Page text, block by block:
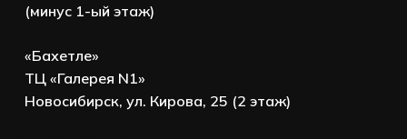
(минус 1-ый этаж)
«Бахетле»
ТЦ «Галерея N1»
Новосибирск, ул. Кирова, 25 (2 этаж)